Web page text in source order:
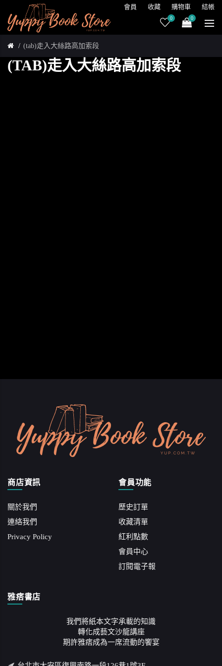
會員 收藏 購物車 結帳
0 0
(tab)走入大絲路高加索段
(TAB)走入大絲路高加索段
商店資訊
關於我們
連絡我們
Privacy Policy
會員功能
歷史訂單
收藏清單
紅利點數
會員中心
訂閱電子報
雅痞書店
我們將紙本文字承載的知識
轉化成藝文沙龍講座
期許雅痞成為一席流動的饗宴